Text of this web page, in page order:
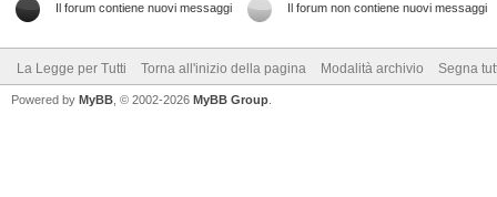
Il forum contiene nuovi messaggi Il forum non contiene nuovi messaggi
La Legge per Tutti Torna all'inizio della pagina Modalità archivio Segna
Powered by MyBB , © 2002-2026 MyBB Group